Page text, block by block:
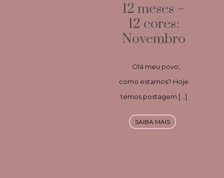
12 meses –
12 cores:
Novembro
Olá meu povo,
como estamos? Hoje
temos postagem […]
SAIBA MAIS